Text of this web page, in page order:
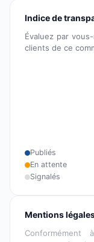
Indice de
Évaluez par
clients de ce
Publiés
En attente
Signalés
Mentions